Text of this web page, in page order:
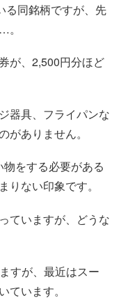
る同銘柄ですが、先
が、2,500円分ほど
器具、フライパンな
がありません。
をする必要がある
ない印象です。
ていますが、どうな
すが、最近はスー
ています。